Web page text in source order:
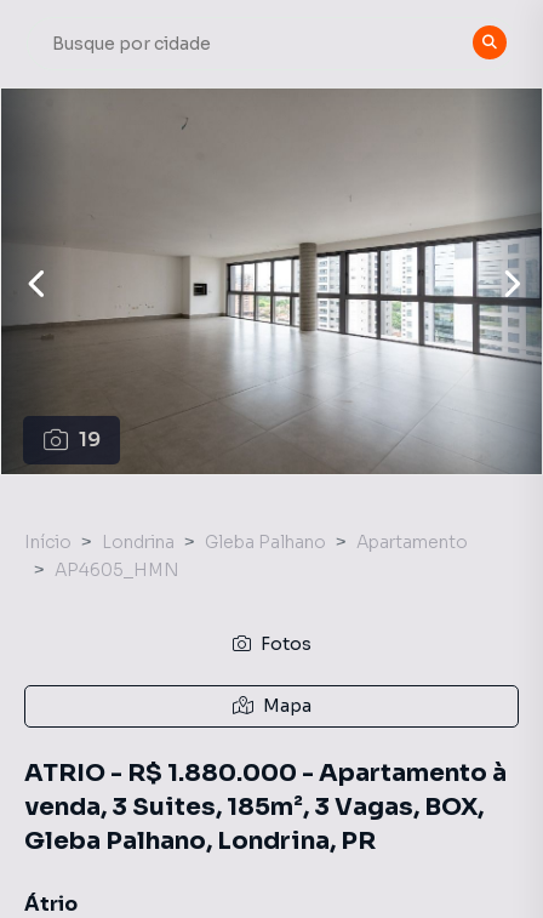
19
Início Londrina Gleba Palhano
Apartamento
AP4605_HMN
Fotos
Mapa
ATRIO - R$ 1.880.000 - Apartamento à
venda, 3 Suites, 185m², 3 Vagas, BOX,
Gleba Palhano, Londrina, PR
Átrio